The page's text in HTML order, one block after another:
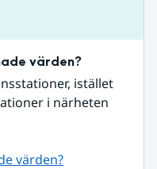
värden?
istället
i närheten
värden?